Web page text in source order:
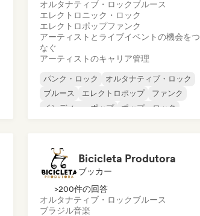
オルタナティブ・ロックブルース
エレクトロニック・ロック
エレクトロポップファンク
アーティストとライブイベントの機会をつ
なぐ
アーティストのキャリア管理
パンク・ロック
オルタナティブ・ロック
ブルース
エレクトロポップ
ファンク
インディー・ポップ
ポップ・ロック
Bicicleta Produtora
ブッカー
>200件の回答
オルタナティブ・ロックブルース
ブラジル音楽